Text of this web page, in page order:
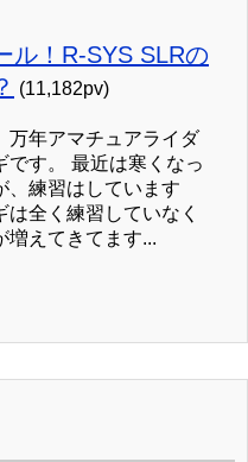
ル！R-SYS SLRの
(11,182pv)
万年アマチュアライダ
です。 最近は寒くなっ
、練習はしています
は全く練習していなく
増えてきてます...